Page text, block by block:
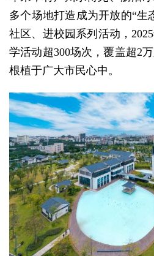
多个场地打造成为开放的“生
社区、进校园系列活动，
学活动超300场次，覆盖超2
根植于广大市民心中。